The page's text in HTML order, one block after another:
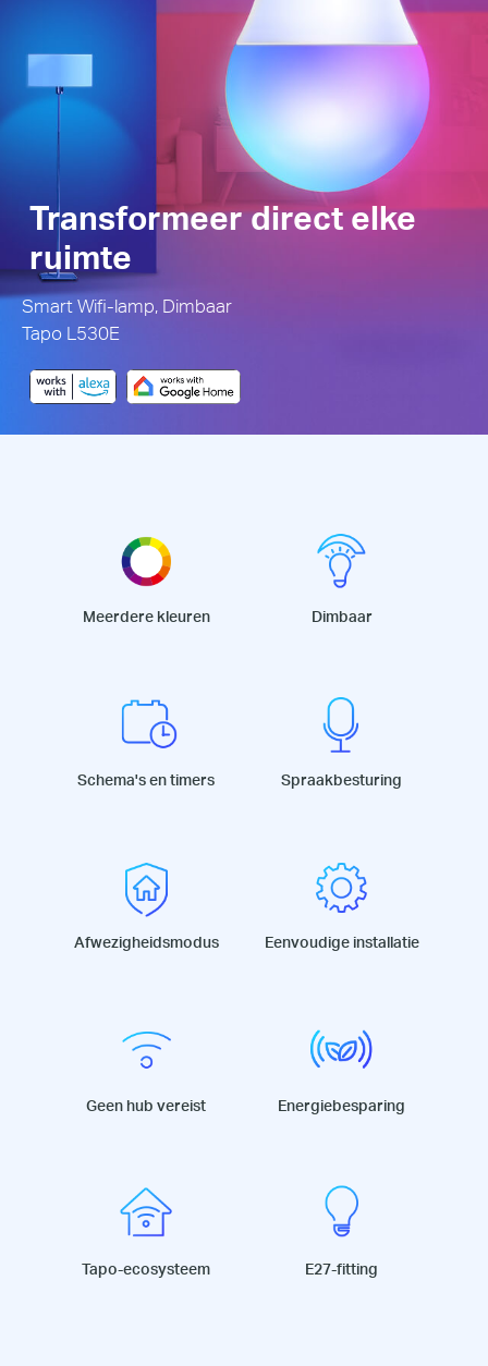
Transformeer direct elke
ruimte
Smart Wifi-lamp, Dimbaar
Tapo L530E
Meerdere kleuren Dimbaar
Schema's en timers Spraakbesturing
Afwezigheidsmodus Eenvoudige installatie
Geen hub vereist Energiebesparing
Tapo-ecosysteem E27-fitting